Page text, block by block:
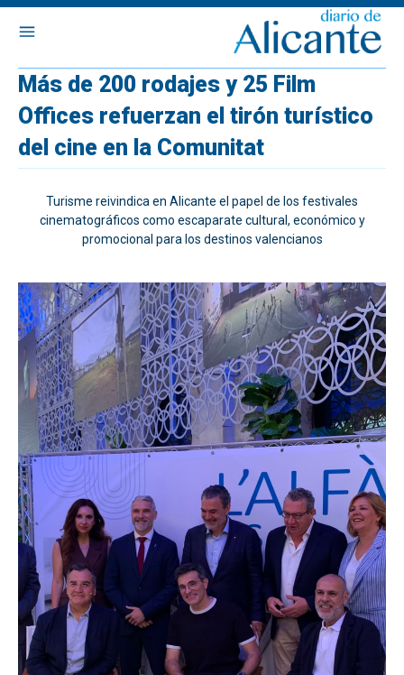
Más de 200 rodajes y 25 Film
Offices refuerzan el tirón turístico
del cine en la Comunitat
Turisme reivindica en Alicante el papel de los festivales
cinematográficos como escaparate cultural, económico y
promocional para los destinos valencianos